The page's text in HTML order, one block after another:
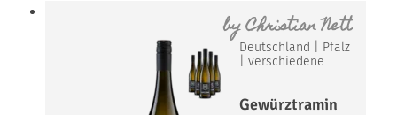
byChristian Nett
Deutschland
Pfalz
|verschiedene
Gewürztramin